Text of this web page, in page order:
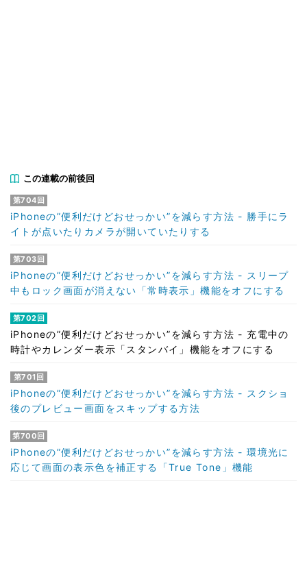
この連載の前後回
第704回
iPhoneの”便利だけどおせっかい”を減らす方法 - 勝手にラ
イトが点いたりカメラが開いていたりする
第703回
iPhoneの”便利だけどおせっかい”を減らす方法 - スリープ
中もロック画面が消えない「常時表示」機能をオフにする
第702回
iPhoneの”便利だけどおせっかい”を減らす方法 - 充電中の
時計やカレンダー表示「スタンバイ」機能をオフにする
第701回
iPhoneの”便利だけどおせっかい”を減らす方法 - スクショ
後のプレビュー画面をスキップする方法
第700回
iPhoneの”便利だけどおせっかい”を減らす方法 - 環境光に
応じて画面の表示色を補正する「True Tone」機能